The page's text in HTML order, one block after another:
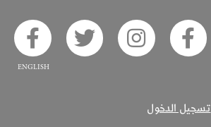
Akhbar Alsaha on Facebook
on Instagram
on Twitter
تسجيل الدخول